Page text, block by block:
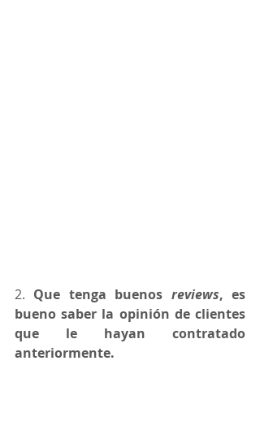
2. Que tenga buenos reviews, es
bueno saber la opinión de clientes
que le hayan contratado
anteriormente.